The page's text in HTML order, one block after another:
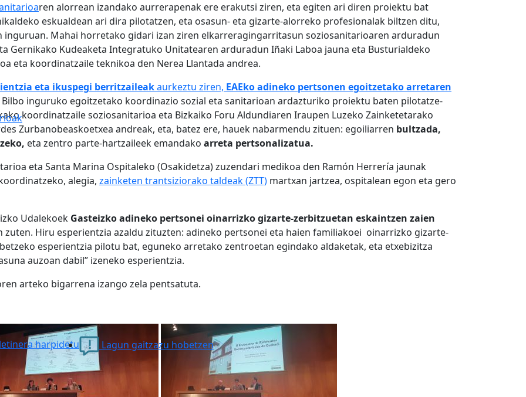
harpidetu Lagun gaitzazu hobetzen
ren alorrean izandako aurrerapenak ere erakutsi ziren, eta egiten ari diren proiektu bat
eskualdean ari dira pilotatzen, eta osasun- eta gizarte-alorreko profesionalak biltzen ditu,
Mahai horretako gidari izan ziren elkarreragingarritasun soziosanitarioaren arduradun
Gernikako Kudeaketa Integratuko Unitatearen arduradun Iñaki Laboa jauna eta Busturialdeko
eta koordinatzaile teknikoa den Nerea Llantada andrea.
eta ikuspegi berritzaileakaurkeztu ziren, EAEko adineko pertsonen egoitzetako arretaren
Bilbo inguruko egoitzetako koordinazio sozial eta sanitarioan ardazturiko proiektu baten pilotatze-
koordinatzaile soziosanitarioa eta Bizkaiko Foru Aldundiaren Iraupen Luzeko Zainketetarako
Zurbanobeaskoetxea andreak, eta, batez ere, hauek nabarmendu zituen: egoiliarren bultzada,
eta zentro parte-hartzaileek emandako arreta pertsonalizatua.
eta Santa Marina Ospitaleko (Osakidetza) zuzendari medikoa den Ramón Herrería jaunak
alegia, zainketen trantsiziorako taldeak (ZTT) martxan jartzea, ospitalean egon eta gero
Udalekoek Gasteizko adineko pertsonei oinarrizko gizarte-zerbitzuetan eskaintzen zaien
zuten. Hiru esperientzia azaldu zituzten: adineko pertsonei eta haien familiakoei oinarrizko gizarte-
esperientzia pilotu bat, eguneko arretako zentroetan egindako aldaketak, eta etxebizitza
auzoan dabil” izeneko esperientzia.
arteko bigarrena izango zela pentsatuta.